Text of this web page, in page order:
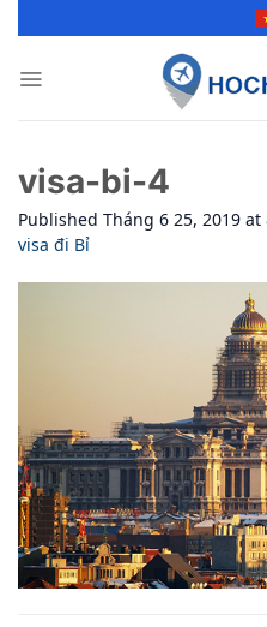
visa-bi-4
Published Tháng 6 25, 2019 at
visa đi Bỉ